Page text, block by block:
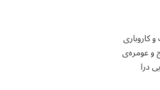
کاروباری
و عومرەی
درا